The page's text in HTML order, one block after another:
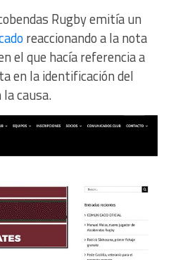
Rugby emitía un
reaccionando a la nota
el que hacía referencia a
en la identificación del
causa.